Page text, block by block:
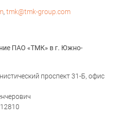
, tmk@tmk-group.com
ПАО «ТМК» в г. Южно-
проспект 31-Б, офис